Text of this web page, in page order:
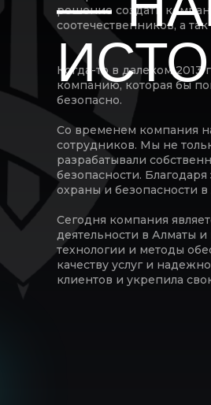
решение создать
соотечественников, а
Когда-то в далеком
компанию, которая бы
безопасно.
Со временем компания
сотрудников. Мы не
разрабатывали
безопасности.
охраны и безопасности в
Сегодня компания
деятельности в Алматы
технологии и методы
качеству услуг и
клиентов и укрепила